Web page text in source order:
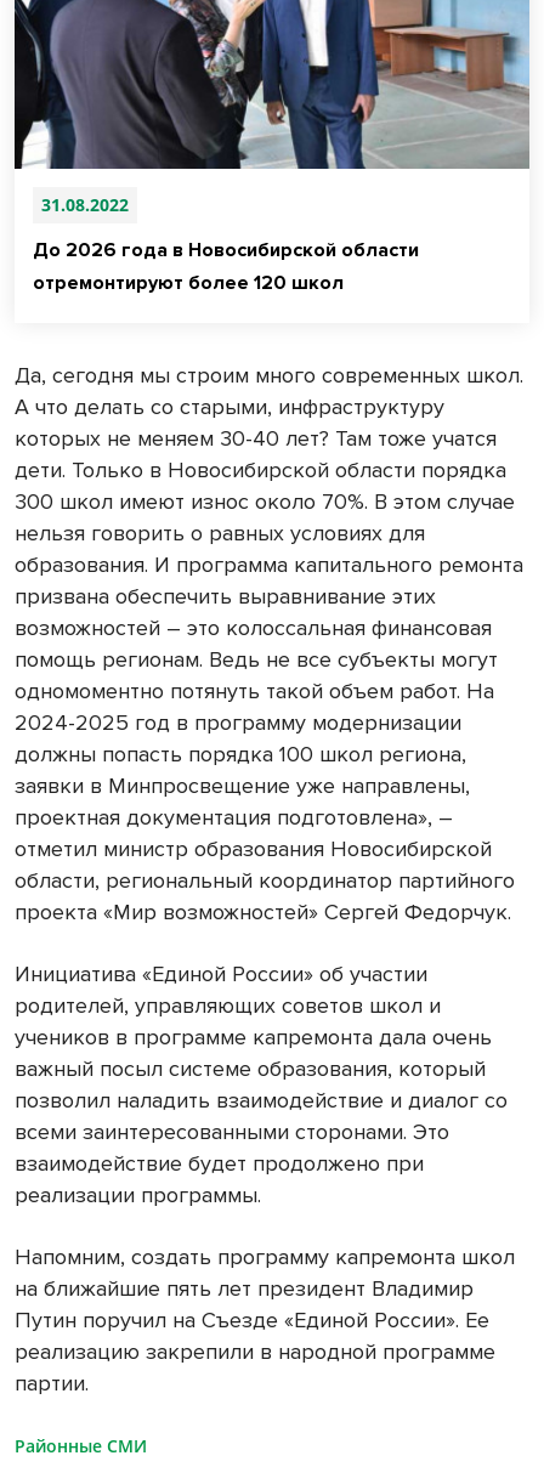
31.08.2022
До 2026 года в Новосибирской области
отремонтируют более 120 школ
Да, сегодня мы строим много современных школ.
А что делать со старыми, инфраструктуру
которых не меняем 30-40 лет? Там тоже учатся
дети. Только в Новосибирской области порядка
300 школ имеют износ около 70%. В этом случае
нельзя говорить о равных условиях для
образования. И программа капитального ремонта
призвана обеспечить выравнивание этих
возможностей – это колоссальная финансовая
помощь регионам. Ведь не все субъекты могут
одномоментно потянуть такой объем работ. На
2024-2025 год в программу модернизации
должны попасть порядка 100 школ региона,
заявки в Минпросвещение уже направлены,
проектная документация подготовлена», –
отметил министр образования Новосибирской
области, региональный координатор партийного
проекта «Мир возможностей» Сергей Федорчук.
Инициатива «Единой России» об участии
родителей, управляющих советов школ и
учеников в программе капремонта дала очень
важный посыл системе образования, который
позволил наладить взаимодействие и диалог со
всеми заинтересованными сторонами. Это
взаимодействие будет продолжено при
реализации программы.
Напомним, создать программу капремонта школ
на ближайшие пять лет президент Владимир
Путин поручил на Съезде «Единой России». Ее
реализацию закрепили в народной программе
партии.
Районные СМИ